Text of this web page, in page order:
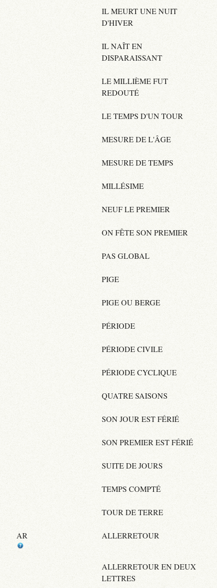
IL MEURT UNE NUIT
D'HIVER
IL NAÎT EN
DISPARAISSANT
LE MILLIÈME FUT
REDOUTÉ
LE TEMPS D'UN TOUR
MESURE DE L'ÂGE
MESURE DE TEMPS
MILLÉSIME
NEUF LE PREMIER
ON FÊTE SON PREMIER
PAS GLOBAL
PIGE
PIGE OU BERGE
PÉRIODE
PÉRIODE CIVILE
PÉRIODE CYCLIQUE
QUATRE SAISONS
SON JOUR EST FÉRIÉ
SON PREMIER EST FÉRIÉ
SUITE DE JOURS
TEMPS COMPTÉ
TOUR DE TERRE
AR ALLERRETOUR
ALLERRETOUR EN DEUX
LETTRES